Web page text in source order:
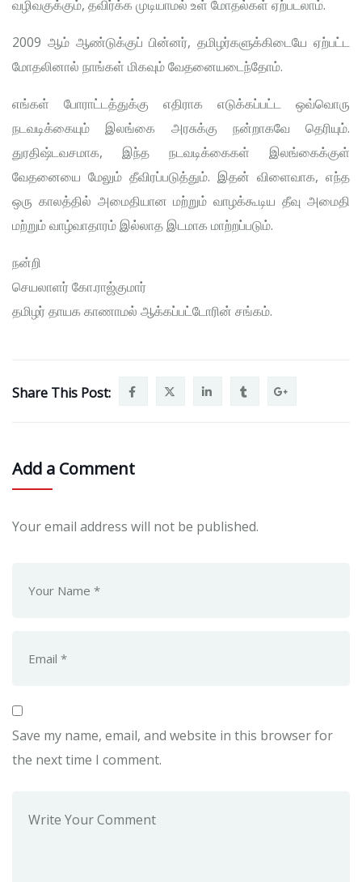
வழிவகுக்கும், தவிர்க்க முடியாமல் உள் மோதல்கள் ஏற்படலாம்.
2009 ஆம் ஆண்டுக்குப் பின்னர், தமிழர்களுக்கிடையே ஏற்பட்ட
மோதலினால் நாங்கள் மிகவும் வேதனையடைந்தோம்.
எங்கள் போராட்டத்துக்கு எதிராக எடுக்கப்பட்ட ஒவ்வொரு
நடவடிக்கையும் இலங்கை அரசுக்கு நன்றாகவே தெரியும்.
துரதிஷ்டவசமாக, இந்த நடவடிக்கைகள் இலங்கைக்குள்
வேதனையை மேலும் தீவிரப்படுத்தும். இதன் விளைவாக, எந்த
ஒரு காலத்தில் அமைதியான மற்றும் வாழக்கூடிய தீவு அமைதி
மற்றும் வாழ்வாதாரம் இல்லாத இடமாக மாற்றப்படும்.
நன்றி
செயலாளர் கோ.ராஜ்குமார்
தமிழர் தாயக காணாமல் ஆக்கப்பட்டோரின் சங்கம்.
Share This Post:
Add a Comment
Your email address will not be published.
Save my name, email, and website in this browser for
the next time I comment.